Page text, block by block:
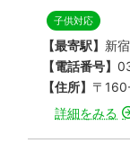
子供対応
【最寄駅】 新
【電話番号】
【住所】 〒
詳細をみる